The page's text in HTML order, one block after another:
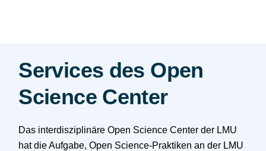
Services des Open
Science Center
Das interdisziplinäre Open Science Center der LMU
hat die Aufgabe, Open Science-Praktiken an der LMU